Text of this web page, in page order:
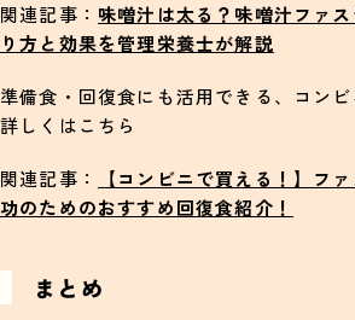
関連記事： 味噌汁は太る？味噌汁ファ
り方と効果を管理栄養士が解説
準備食・回復食にも活用できる、コン
詳しくはこちら
関連記事：
【コンビニで買える！】フ
功のためのおすすめ回復食紹介！
まとめ